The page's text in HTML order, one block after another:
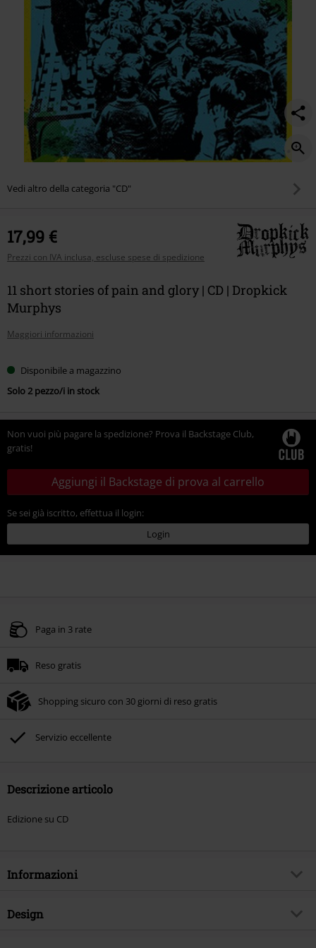
Vedi altro della categoria "CD"
17,99 €
Prezzi con IVA inclusa, escluse spese di spedizione
11 short stories of pain and glory | CD | Dropkick
Murphys
Maggiori informazioni
Disponibile a magazzino
Solo 2 pezzo/i in stock
Non vuoi più pagare la spedizione? Prova il Backstage Club,
gratis!
Aggiungi il Backstage di prova al carrello
Se sei già iscritto, effettua il login:
Login
Paga in 3 rate
Reso gratis
Shopping sicuro con 30 giorni di reso gratis
Servizio eccellente
Descrizione articolo
Edizione su CD
Informazioni
Codice articolo
Design